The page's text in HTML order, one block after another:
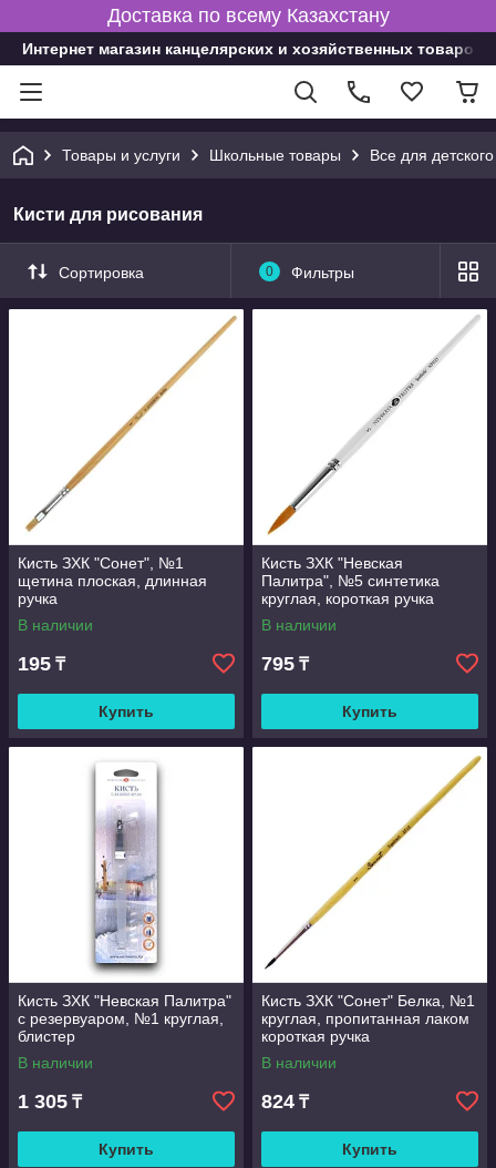
Доставка по всему Казахстану
Интернет магазин канцелярских и хозяйственных товаров
Товары и услуги Школьные товары Все для
Кисти для рисования
Сортировка 0 Фильтры
Кисть ЗХК "Сонет", №1
щетина плоская, длинная
ручка
В наличии
195 ₸
Купить
Кисть ЗХК "Невская
Палитра", №5 синтетика
круглая, короткая ручка
В наличии
795 ₸
Купить
Кисть ЗХК "Невская Палитра"
с резервуаром, №1 круглая,
блистер
В наличии
1 305 ₸
Купить
Кисть ЗХК "Сонет" Белка, №1
круглая, пропитанная лаком
короткая ручка
В наличии
824 ₸
Купить